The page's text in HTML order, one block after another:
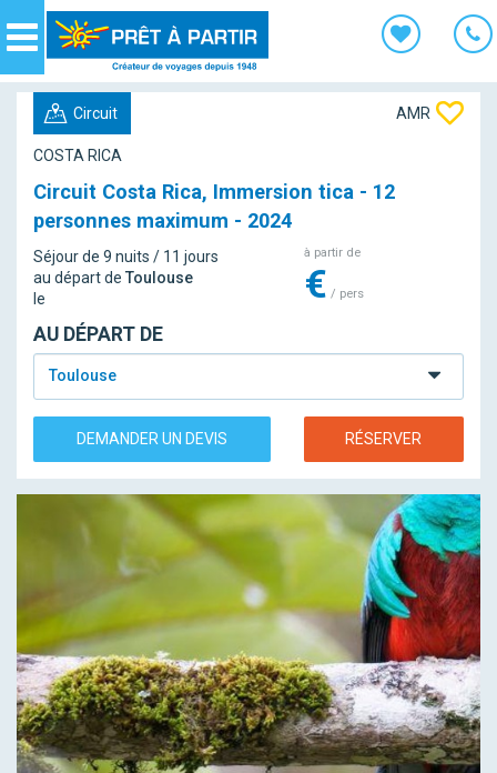
Navigation
Circuit AMR
COSTA RICA
Circuit Costa Rica, Immersion tica - 12
personnes maximum - 2024
Séjour de 9 nuits / 11 jours
au départ de Toulouse
le
à partir de
€ / pers
AU DÉPART DE
Toulouse
DEMANDER UN DEVIS RÉSERVER
Panneau de gestion des cookies